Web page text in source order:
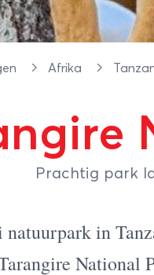
Afrika
Prachtig park
natuurpark in
National